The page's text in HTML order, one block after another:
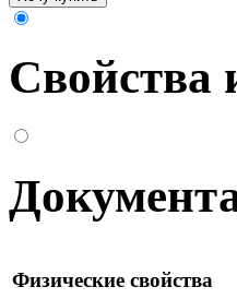
Свойства
Физические свойства